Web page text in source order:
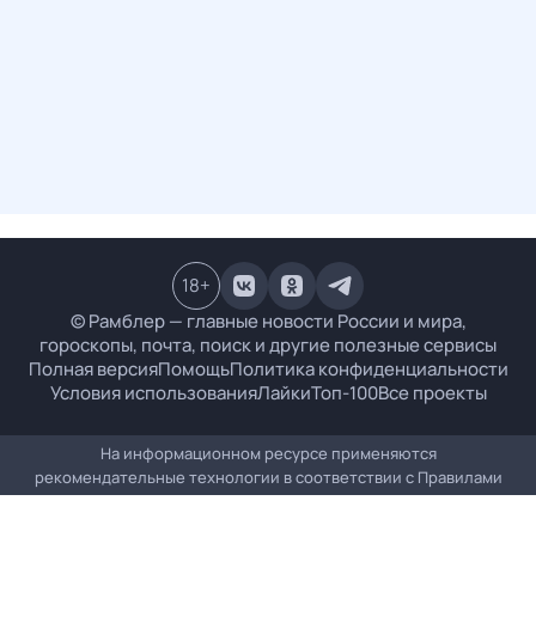
© Рамблер — главные новости России и мира,
гороскопы, почта, поиск и другие полезные сервисы
Полная версияПомощьПолитика конфиденциальности
Условия использованияЛайкиТоп-100Все проекты
18+
На информационном ресурсе применяются
рекомендательные технологии в соответствии с Правилами